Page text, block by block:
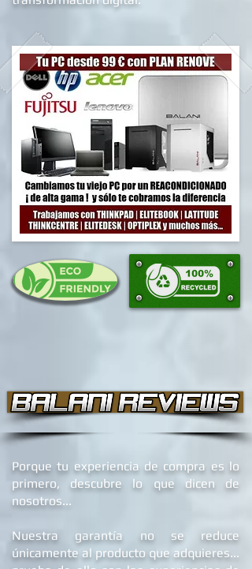
proceso de alfabetizació
Porque tu experiencia de compra es lo
primero, descubre lo que dicen de
Nuestra garantía no se reduce